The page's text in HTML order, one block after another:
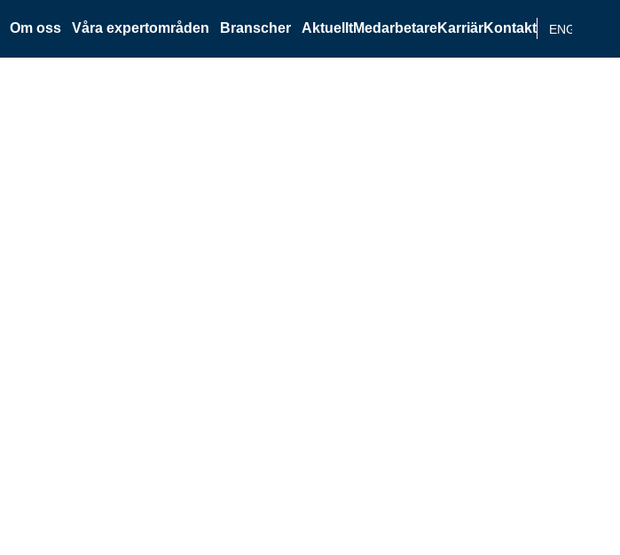
Om oss Våra expertområden Branscher AktuelltMedarbetareKarriärKontakt ENGELSKA